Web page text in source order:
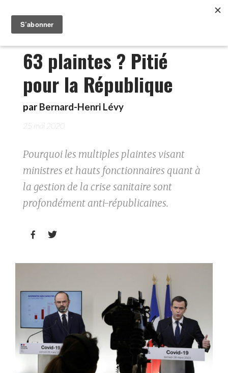
63 plaintes ? Pitié
pour la République
par Bernard-Henri Lévy
25 mai 2020
Pourquoi les multiples plaintes visant
ministres et hauts fonctionnaires quant à
la gestion de la crise sanitaire sont
profondément anti-républicaines.
 